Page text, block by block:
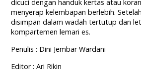
dicuci dengan handuk kertas atau
menyerap kelembapan berlebih.
disimpan dalam wadah tertutup dan
kompartemen lemari es.
Penulis : Dini Jembar Wardani
Editor : Ari Rikin